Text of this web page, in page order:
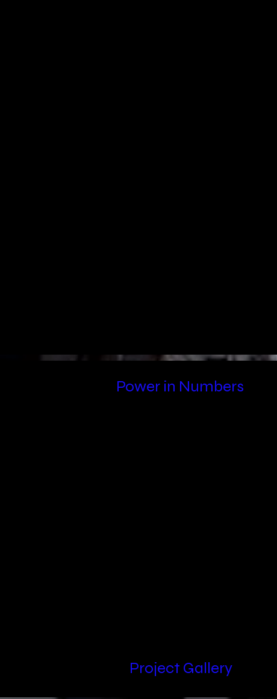
Power in Numbers
Project Gallery